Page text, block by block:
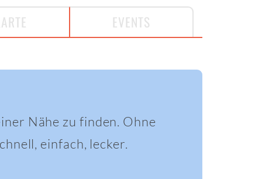
EVENTS
Nähe zu finden. Ohne
einfach, lecker.